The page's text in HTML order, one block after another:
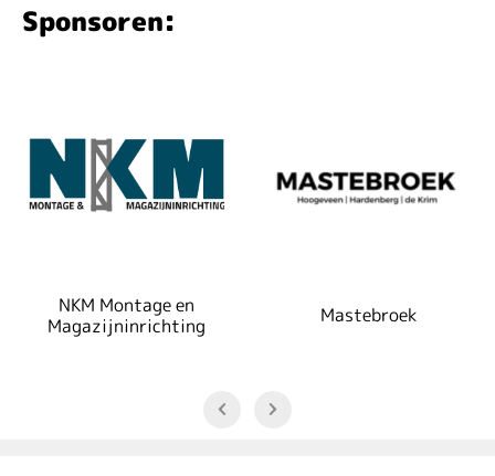
Sponsoren:
NKM Montage en
Magazijninrichting
Mastebroek